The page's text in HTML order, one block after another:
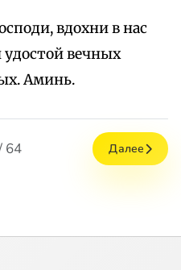
вдохни в нас
вечных
Аминь.
64 Далее